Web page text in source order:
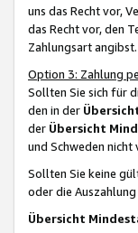
uns das Recht vor,
das Recht vor, den
Zahlungsart
Option 3: Zahlung
Sollten Sie sich für
den in der
der Übersicht
und Schweden nicht
Sollten Sie keine
oder die
Übersicht